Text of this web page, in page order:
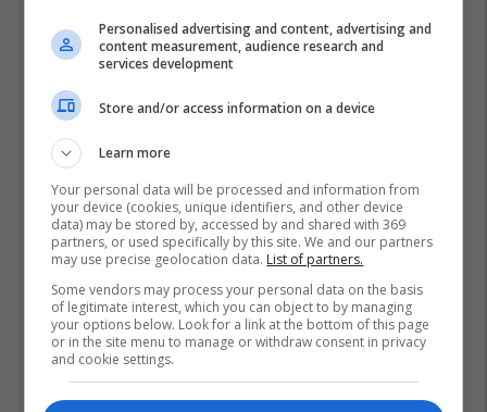
Personalised advertising and content, advertising and
content measurement, audience research and
services development
Store and/or access information on a device
Learn more
Your personal data will be processed and information from
your device (cookies, unique identifiers, and other device
data) may be stored by, accessed by and shared with 369
partners, or used specifically by this site. We and our partners
may use precise geolocation data. List of partners.
Some vendors may process your personal data on the basis
of legitimate interest, which you can object to by managing
your options below. Look for a link at the bottom of this page
or in the site menu to manage or withdraw consent in privacy
and cookie settings.